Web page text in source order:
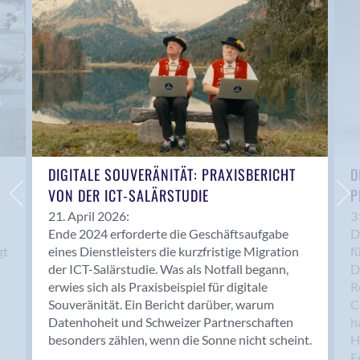
Anwil
Appenzell
Au SG
Baar
Baden
Balsthal
Balzers
Basel
Bassersdorf
Belp
Bendern
Benken (SG)
Bergdietikon
Berlin
Bern
Bern - Liebefeld
DIGITALE SOUVERÄNITÄT: PRAXISBERICHT
VON DER ICT-SALÄRSTUDIE
21. April 2026:
Ende 2024 erforderte die Geschäftsaufgabe
eines Dienstleisters die kurzfristige Migration
der ICT-Salärstudie. Was als Notfall begann,
erwies sich als Praxisbeispiel für digitale
Souveränität. Ein Bericht darüber, warum
Datenhoheit und Schweizer Partnerschaften
besonders zählen, wenn die Sonne nicht scheint.